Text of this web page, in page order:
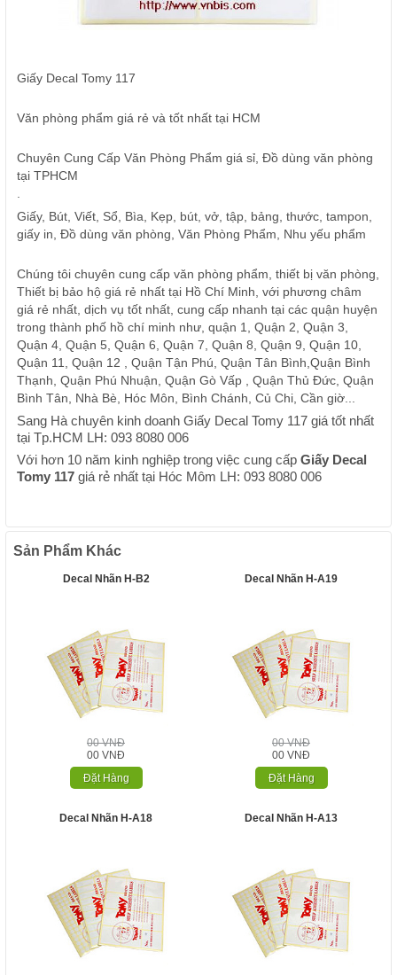
Giấy Decal Tomy 117
Văn phòng phẩm giá rẻ và tốt nhất tại HCM
Chuyên Cung Cấp Văn Phòng Phẩm giá sỉ, Đồ dùng văn phòng
tại TPHCM
.
Giấy, Bút, Viết, Sổ, Bìa, Kẹp, bút, vở, tập, bảng, thước, tampon,
giấy in, Đồ dùng văn phòng, Văn Phòng Phẩm, Nhu yếu phẩm
Chúng tôi chuyên cung cấp văn phòng phẩm, thiết bị văn phòng,
Thiết bị bảo hộ giá rẻ nhất tại Hồ Chí Minh, với phương châm
giá rẻ nhất, dịch vụ tốt nhất, cung cấp nhanh tại các quận huyện
trong thành phố hồ chí minh như, quận 1, Quận 2, Quận 3,
Quận 4, Quận 5, Quận 6, Quận 7, Quận 8, Quận 9, Quận 10,
Quận 11, Quận 12 , Quận Tận Phú, Quận Tân Bình,Quận Bình
Thạnh, Quận Phú Nhuận, Quận Gò Vấp , Quận Thủ Đức, Quận
Bình Tân, Nhà Bè, Hóc Môn, Bình Chánh, Củ Chi, Cần giờ...
Sang Hà chuyên kinh doanh Giấy Decal Tomy 117 giá tốt nhất
tại Tp.HCM LH: 093 8080 006
Với hơn 10 năm kinh nghiệp trong việc cung cấpGiấy Decal
Tomy 117 giá rẻ nhất tại Hóc Môm LH: 093 8080 006
Sản Phẩm Khác
Decal Nhãn H-B2
00 VNĐ
00 VNĐ
Đặt Hàng
Decal Nhãn H-A19
00 VNĐ
00 VNĐ
Đặt Hàng
Decal Nhãn H-A18 Decal Nhãn H-A13